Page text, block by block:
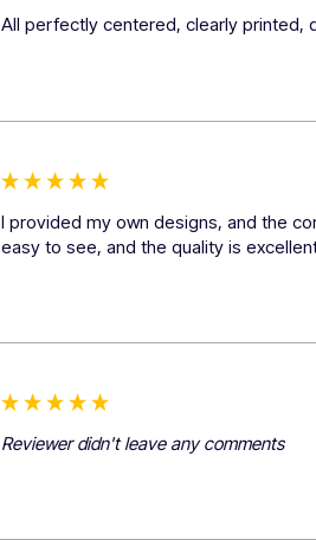
All perfectly centered, clearly printed,
I provided my own designs, and the
easy to see, and the quality is
Reviewer didn't leave any comments